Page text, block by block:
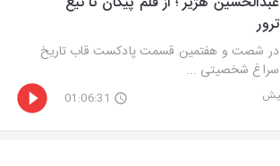
ترور
در شصت و هفتمین قسمت پادکست قاب تاریخ
سراغ شخصیتی ...
01:06:31